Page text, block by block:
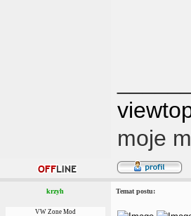
moje
krzyh Temat postu:
VW Zone Mod